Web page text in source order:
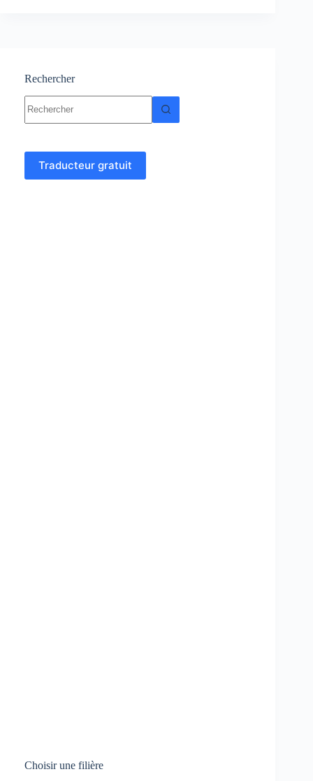
Rechercher
résultat
Traducteur gratuit
Choisir une filière